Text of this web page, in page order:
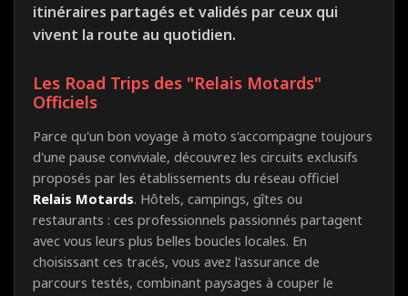
itinéraires partagés et validés par ceux qui
vivent la route au quotidien.
Les Road Trips des "Relais Motards"
Officiels
Parce qu'un bon voyage à moto s'accompagne toujours
d'une pause conviviale, découvrez les circuits exclusifs
proposés par les établissements du réseau officiel
Relais Motards. Hôtels, campings, gîtes ou
restaurants : ces professionnels passionnés partagent
avec vous leurs plus belles boucles locales. En
choisissant ces tracés, vous avez l'assurance de
parcours testés, combinant paysages à couper le